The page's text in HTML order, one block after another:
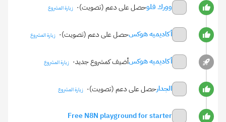
وورك فلوحصل على دعم (تصويت)· زيارة المشروع
أكاديميه هوكسحصل على دعم (تصويت)· زيارة المشروع
أكاديميه هوكسأضيف كمشروع جديد· زيارة المشروع
الجدارحصل على دعم (تصويت)· زيارة المشروع
Free N8N playground for starter